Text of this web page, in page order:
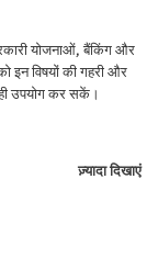
योजनाओं, बैंकिंग और
इन विषयों की गहरी और
उपयोग कर सकें।
ज़्यादा दिखाएं